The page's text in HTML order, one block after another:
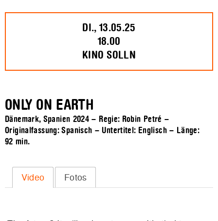
DI., 13.05.25
18.00
KINO SOLLN
ONLY ON EARTH
Dänemark, Spanien 2024 – Regie: Robin Petré –
Originalfassung: Spanisch – Untertitel: Englisch – Länge:
92 min.
Video Fotos